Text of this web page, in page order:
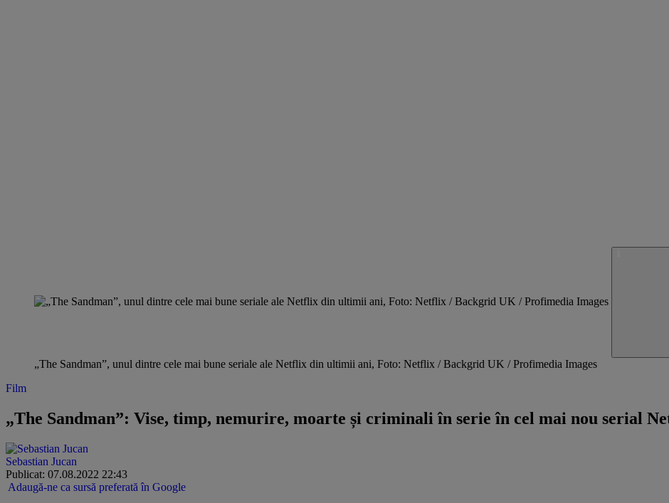
„The Sandman”, unul dintre cele mai bune seriale ale Netflix din ultimii ani, Foto: Netflix / Backgrid UK / Profimedia Images
Film
„The Sandman”: Vise, timp, nemurire, moarte și criminali în serie în cel mai nou serial
Sebastian Jucan
Publicat: 07.08.2022 22:43
Adaugă-ne ca sursă preferată în Google